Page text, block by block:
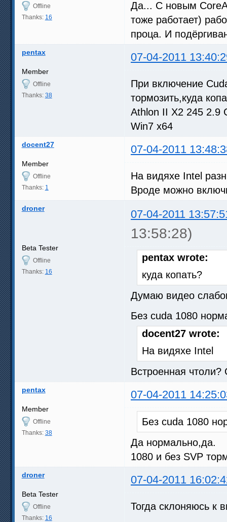
Offline
Thanks: 16
Да... С новым
тоже работает)
проца. И
pentax 07-04-2011
Member
Offline
Thanks: 38
При включение
тормозить,куда
Athlon II X2 245 2.9
Win7 x64
docent27 07-04-2011
Member
Offline
Thanks: 1
На видяхе Intel
Вроде можно
droner 07-04-2011
13:58:28)
Beta Tester
Offline
Thanks: 16
pentax wrote:
куда копать?
Думаю видео
Без cuda 1080
docent27 wrote:
На видяхе Intel
Встроенная чтоли?
pentax 07-04-2011
Member
Offline
Thanks: 38
Без cuda 1080
Да нормально,да.
1080 и без SVP
droner 07-04-2011
Beta Tester
Offline
Thanks: 16
Тогда склоняюсь к